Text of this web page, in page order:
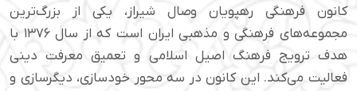
کانون فرهنگی رهپویان وصال شیراز، یکی از بزرگ‌ترین
مجموعه‌های فرهنگی و مذهبی ایران است که از سال ۱۳۷۶ با
هدف ترویج فرهنگ اصیل اسلامی و تعمیق معرفت دینی
فعالیت می‌کند. این کانون در سه محور خودسازی، دیگرسازی و